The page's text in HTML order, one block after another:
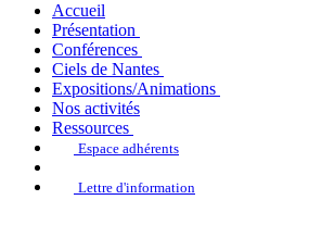
Accueil
Présentation
Conférences
Ciels de Nantes
Expositions/Animations
Nos activités
Ressources
Espace adhérents
Lettre d'information